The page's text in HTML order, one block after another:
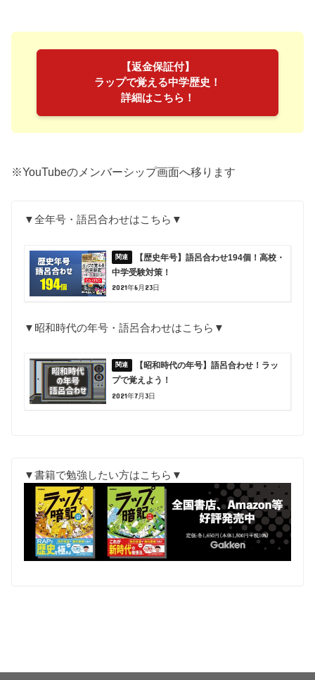
【返金保証付】
ラップで覚える中学歴史！
詳細はこちら！
※YouTubeのメンバーシップ画面へ移ります
▼全年号・語呂合わせはこちら▼
【歴史年号】語呂合わせ194個！高校・
中学受験対策！
2021年6月23日
▼昭和時代の年号・語呂合わせはこちら▼
【昭和時代の年号】語呂合わせ！ラッ
プで覚えよう！
2021年7月3日
▼書籍で勉強したい方はこちら▼